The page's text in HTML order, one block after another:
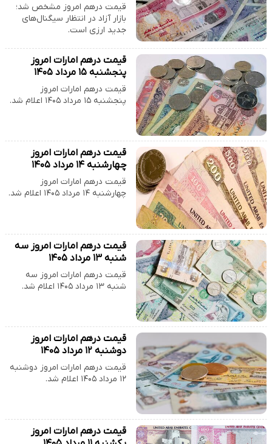
قیمت درهم امروز مشخص شد؛
بازار آزاد در انتظار سیگنال‌های
جدید ارزی است.
قیمت درهم امارات امروز
پنجشنبه ۱۵ مرداد ۱۴۰۵
قیمت درهم امارات امروز
پنجشنبه ۱۵ مرداد ۱۴۰۵ اعلام شد.
قیمت درهم امارات امروز
چهارشنبه ۱۴ مرداد ۱۴۰۵
قیمت درهم امارات امروز
چهارشنبه ۱۴ مرداد ۱۴۰۵ اعلام شد.
قیمت درهم امارات امروز سه
شنبه ۱۳ مرداد ۱۴۰۵
قیمت درهم امارات امروز سه
شنبه ۱۳ مرداد ۱۴۰۵ اعلام شد.
قیمت درهم امارات امروز
دوشنبه ۱۲ مرداد ۱۴۰۵
قیمت درهم امارات امروز دوشنبه
۱۲ مرداد ۱۴۰۵ اعلام شد.
قیمت درهم امارات امروز